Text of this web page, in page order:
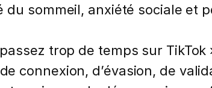
sommeil, anxiété sociale et
trop de temps sur TikTok
connexion, d’évasion, de